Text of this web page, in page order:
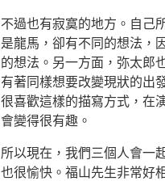
不過也有寂寞的地方。自己
是龍馬，卻有不同的想法，
的想法。另一方面，弥太郎
有著同樣想要改變現狀的出
很喜歡這樣的描寫方式，在
會變得很有趣。
所以現在，我們三個人會一
也很愉快。福山先生非常好